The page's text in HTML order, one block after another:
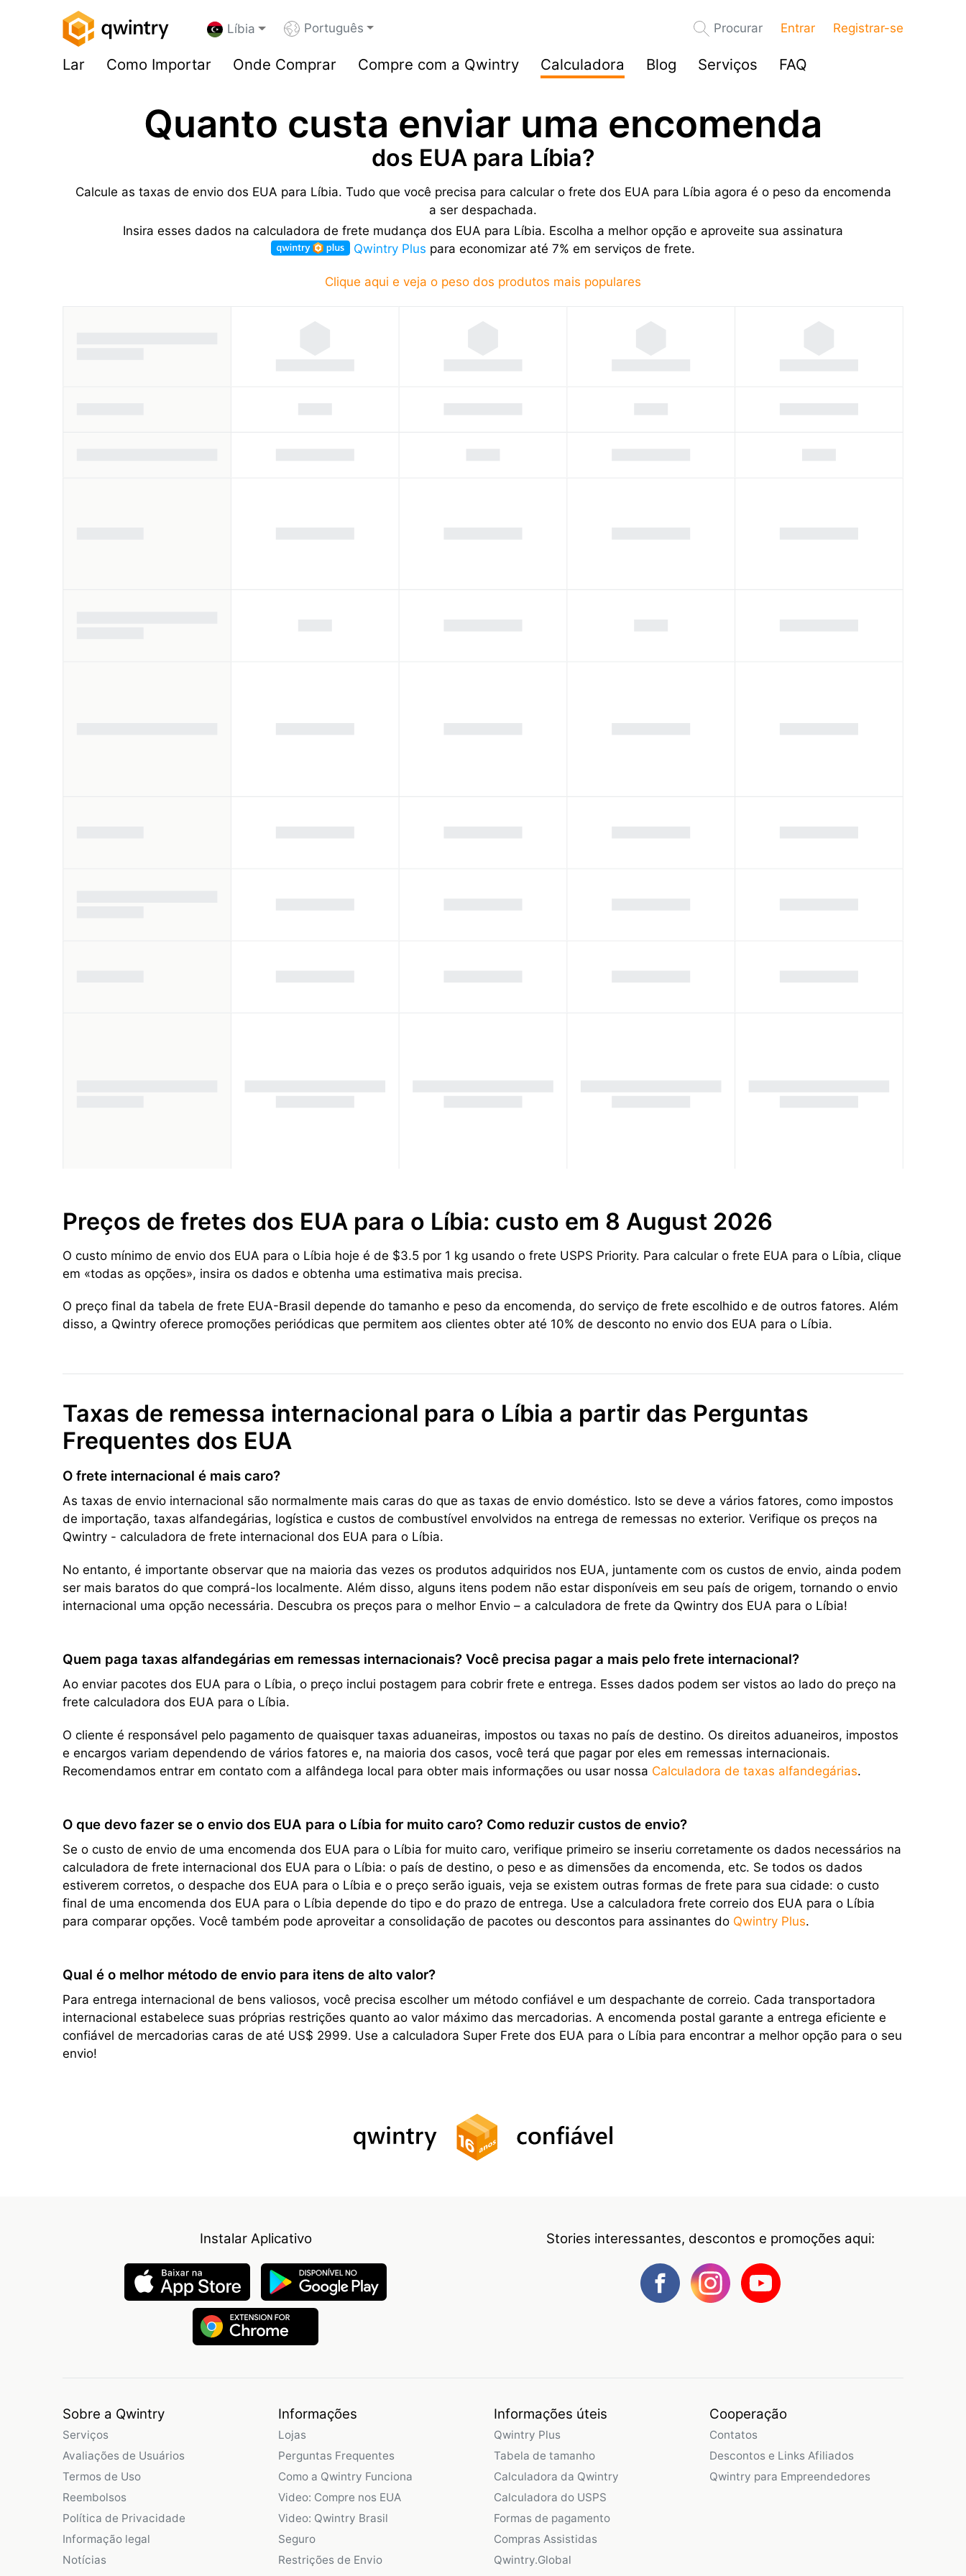
Líbia Português Procurar Entrar Registrar-se
Lar Como Importar Onde Comprar Compre com a Qwintry Calculadora Blog Serviços FAQ
Quanto custa enviar uma encomenda
dos EUA para Líbia?
Calcule as taxas de envio dos EUA para Líbia. Tudo que você precisa para calcular o frete dos EUA para Líbia agora é o peso da encomenda
a ser despachada.
Insira esses dados na calculadora de frete mudança dos EUA para Líbia. Escolha a melhor opção e aproveite sua assinatura
Qwintry Plus para economizar até 7% em serviços de frete.
Clique aqui e veja o peso dos produtos mais populares
Preços de fretes dos EUA para o Líbia: custo em 8 August 2026
O custo mínimo de envio dos EUA para o Líbia hoje é de $3.5 por 1 kg usando o frete USPS Priority. Para calcular o frete EUA para o Líbia, clique
em «todas as opções», insira os dados e obtenha uma estimativa mais precisa.
O preço final da tabela de frete EUA-Brasil depende do tamanho e peso da encomenda, do serviço de frete escolhido e de outros fatores. Além
disso, a Qwintry oferece promoções periódicas que permitem aos clientes obter até 10% de desconto no envio dos EUA para o Líbia.
Taxas de remessa internacional para o Líbia a partir das Perguntas
Frequentes dos EUA
O frete internacional é mais caro?
As taxas de envio internacional são normalmente mais caras do que as taxas de envio doméstico. Isto se deve a vários fatores, como impostos
de importação, taxas alfandegárias, logística e custos de combustível envolvidos na entrega de remessas no exterior. Verifique os preços na
Qwintry - calculadora de frete internacional dos EUA para o Líbia.
No entanto, é importante observar que na maioria das vezes os produtos adquiridos nos EUA, juntamente com os custos de envio, ainda podem
ser mais baratos do que comprá-los localmente. Além disso, alguns itens podem não estar disponíveis em seu país de origem, tornando o envio
internacional uma opção necessária. Descubra os preços para o melhor Envio – a calculadora de frete da Qwintry dos EUA para o Líbia!
Quem paga taxas alfandegárias em remessas internacionais? Você precisa pagar a mais pelo frete internacional?
Ao enviar pacotes dos EUA para o Líbia, o preço inclui postagem para cobrir frete e entrega. Esses dados podem ser vistos ao lado do preço na
frete calculadora dos EUA para o Líbia.
O cliente é responsável pelo pagamento de quaisquer taxas aduaneiras, impostos ou taxas no país de destino. Os direitos aduaneiros, impostos
e encargos variam dependendo de vários fatores e, na maioria dos casos, você terá que pagar por eles em remessas internacionais.
Recomendamos entrar em contato com a alfândega local para obter mais informações ou usar nossa Calculadora de taxas alfandegárias.
O que devo fazer se o envio dos EUA para o Líbia for muito caro? Como reduzir custos de envio?
Se o custo de envio de uma encomenda dos EUA para o Líbia for muito caro, verifique primeiro se inseriu corretamente os dados necessários na
calculadora de frete internacional dos EUA para o Líbia: o país de destino, o peso e as dimensões da encomenda, etc. Se todos os dados
estiverem corretos, o despache dos EUA para o Líbia e o preço serão iguais, veja se existem outras formas de frete para sua cidade: o custo
final de uma encomenda dos EUA para o Líbia depende do tipo e do prazo de entrega. Use a calculadora frete correio dos EUA para o Líbia
para comparar opções. Você também pode aproveitar a consolidação de pacotes ou descontos para assinantes do Qwintry Plus.
Qual é o melhor método de envio para itens de alto valor?
Para entrega internacional de bens valiosos, você precisa escolher um método confiável e um despachante de correio. Cada transportadora
internacional estabelece suas próprias restrições quanto ao valor máximo das mercadorias. A encomenda postal garante a entrega eficiente e
confiável de mercadorias caras de até US$ 2999. Use a calculadora Super Frete dos EUA para o Líbia para encontrar a melhor opção para o seu
envio!
Instalar Aplicativo Stories interessantes, descontos e promoções aqui:
Sobre a Qwintry
Serviços
Avaliações de Usuários
Termos de Uso
Reembolsos
Política de Privacidade
Informação legal
Notícias
Informações
Lojas
Perguntas Frequentes
Como a Qwintry Funciona
Video: Compre nos EUA
Video: Qwintry Brasil
Seguro
Restrições de Envio
Informações úteis
Qwintry Plus
Tabela de tamanho
Calculadora da Qwintry
Calculadora do USPS
Formas de pagamento
Compras Assistidas
Qwintry.Global
Cooperação
Contatos
Descontos e Links Afiliados
Qwintry para Empreendedores